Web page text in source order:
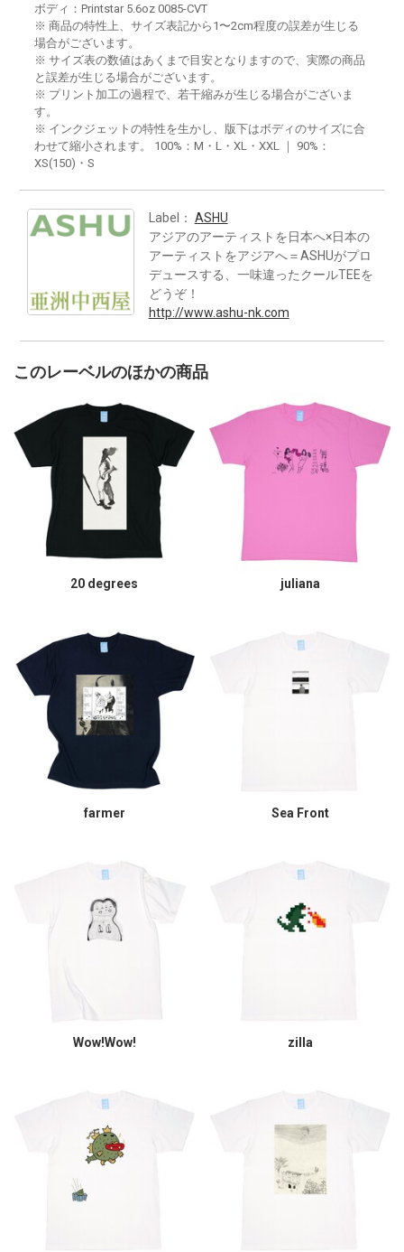
ボディ：Printstar 5.6oz 0085-CVT
※ 商品の特性上、サイズ表記から1〜2cm程度の誤差が生じる
場合がございます。
※ サイズ表の数値はあくまで目安となりますので、実際の商品
と誤差が生じる場合がございます。
※ プリント加工の過程で、若干縮みが生じる場合がございま
す。
※ インクジェットの特性を生かし、版下はボディのサイズに合
わせて縮小されます。 100%：M・L・XL・XXL ｜ 90%：
XS(150)・S
Label： ASHU
アジアのアーティストを日本へ×日本の
アーティストをアジアへ＝ASHUがプロ
デュースする、一味違ったクールTEEを
どうぞ！
http://www.ashu-nk.com
このレーベルのほかの商品
20 degrees juliana
farmer Sea Front
Wow!Wow! zilla